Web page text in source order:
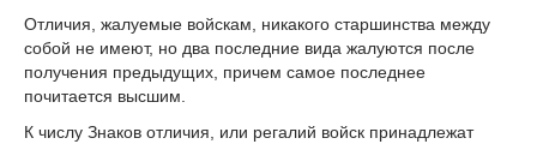
Отличия, жалуемые войскам, никакого старшинства между
собой не имеют, но два последние вида жалуются после
получения предыдущих, причем самое последнее
почитается высшим.
К числу Знаков отличия, или регалий войск принадлежат